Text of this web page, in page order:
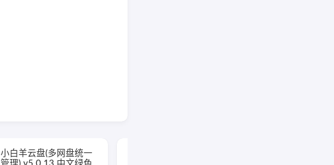
小白羊云盘(多网盘统一
管理) v5.0.13 中文绿色